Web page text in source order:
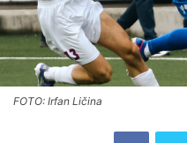
FOTO: Irfan Ličina